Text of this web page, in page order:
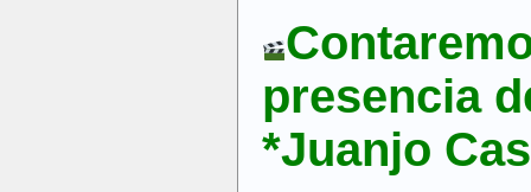
presencia
*Juanjo